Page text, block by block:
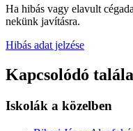
Ha hibás vagy elavult
nekünk javításra.
Hibás adat jelzése
Kapcsolódó
Iskolák a közelben